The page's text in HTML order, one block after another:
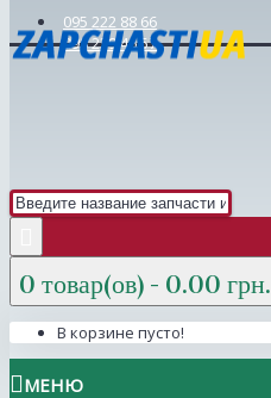
095 222 88 66
098 239 46 57
0 товар(ов) - 0.00 грн.
В корзине пусто!
МЕНЮ